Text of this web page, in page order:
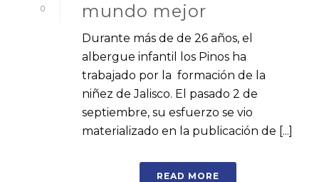
0
mundo mejor
Durante más de de 26 años, el
albergue infantil los Pinos ha
trabajado por la formación de la
niñez de Jalisco. El pasado 2 de
septiembre, su esfuerzo se vio
materializado en la publicación de [...]
READ MORE